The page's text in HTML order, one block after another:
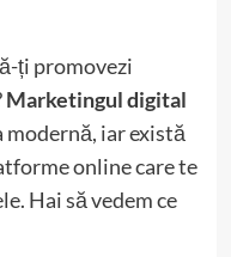
ți promovezi
Marketingul digital
modernă, iar există
online care te
Hai să vedem ce